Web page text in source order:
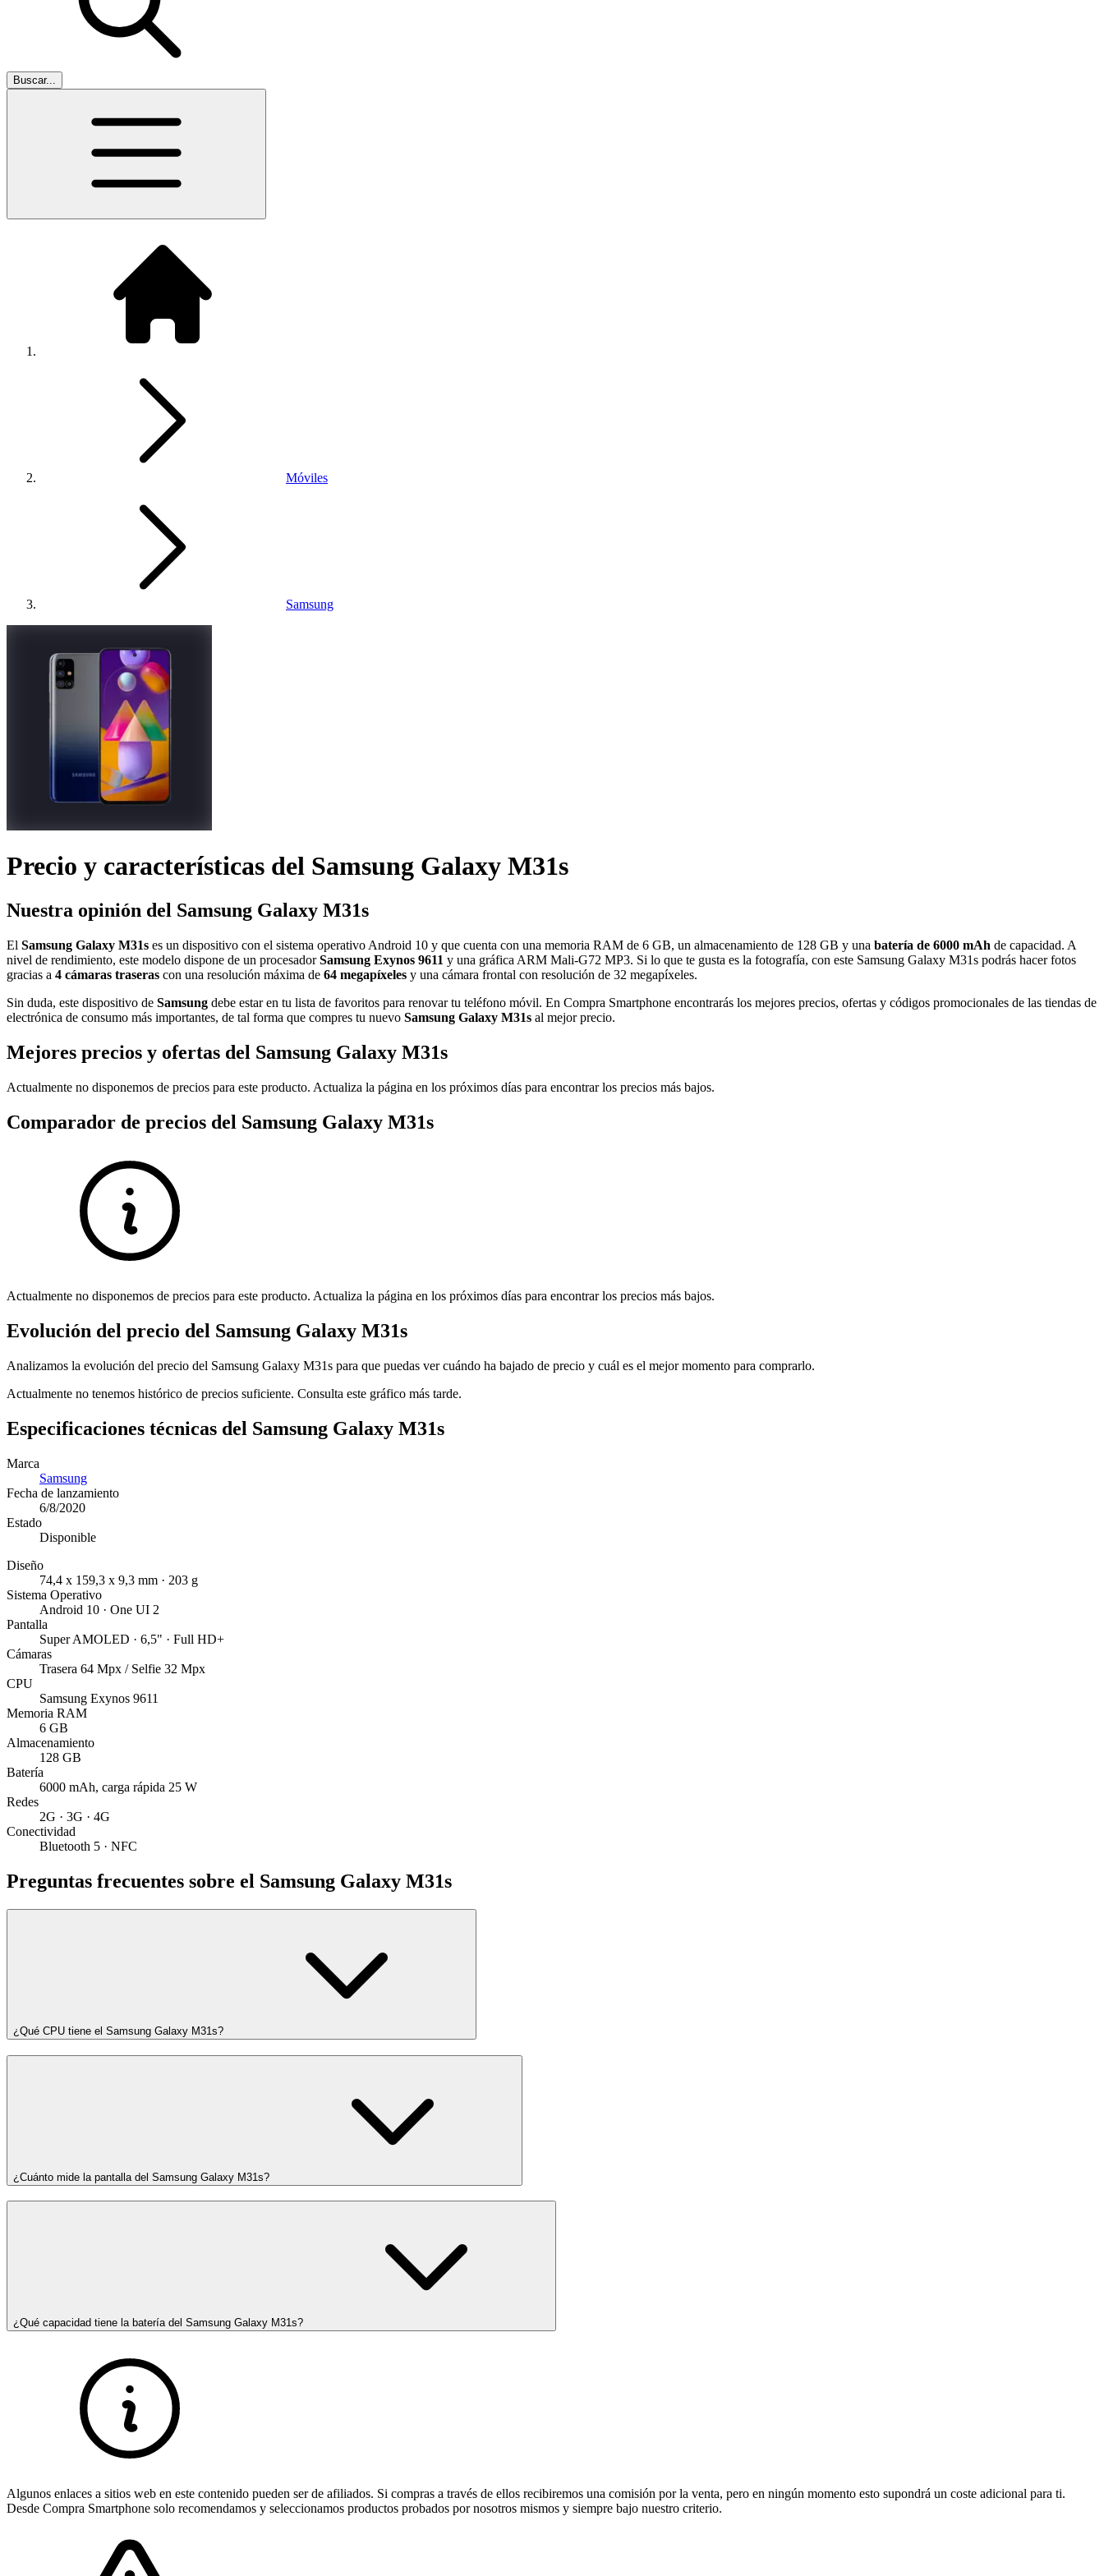
Buscar...
Móviles
Samsung
Precio y características del Samsung Galaxy M31s
Nuestra opinión del Samsung Galaxy M31s
El Samsung Galaxy M31s es un dispositivo con el sistema operativo Android 10 y que cuenta con una memoria RAM de 6 GB, un almacenamiento de 128 GB y una batería de 6000 mAh de capacidad. A
nivel de rendimiento, este modelo dispone de un procesadorSamsung Exynos 9611 y una gráfica ARM Mali-G72 MP3. Si lo que te gusta es la fotografía, con este Samsung Galaxy M31s podrás hacer fotos
gracias a 4 cámaras traseras con una resolución máxima de 64 megapíxeles y una cámara frontal con resolución de 32 megapíxeles.
Sin duda, este dispositivo de Samsung debe estar en tu lista de favoritos para renovar tu teléfono móvil. En Compra Smartphone encontrarás los mejores precios, ofertas y códigos promocionales de las tiendas de
electrónica de consumo más importantes, de tal forma que compres tu nuevo Samsung Galaxy M31s al mejor precio.
Mejores precios y ofertas del Samsung Galaxy M31s
Actualmente no disponemos de precios para este producto. Actualiza la página en los próximos días para encontrar los precios más bajos.
Comparador de precios del Samsung Galaxy M31s
Actualmente no disponemos de precios para este producto. Actualiza la página en los próximos días para encontrar los precios más bajos.
Evolución del precio del Samsung Galaxy M31s
Analizamos la evolución del precio del Samsung Galaxy M31s para que puedas ver cuándo ha bajado de precio y cuál es el mejor momento para comprarlo.
Actualmente no tenemos histórico de precios suficiente. Consulta este gráfico más tarde.
Especificaciones técnicas del Samsung Galaxy M31s
Marca
Samsung
Fecha de lanzamiento
6/8/2020
Estado
Disponible
Diseño
74,4 x 159,3 x 9,3 mm · 203 g
Sistema Operativo
Android 10 · One UI 2
Pantalla
Super AMOLED · 6,5" · Full HD+
Cámaras
Trasera 64 Mpx / Selfie 32 Mpx
CPU
Samsung Exynos 9611
Memoria RAM
6 GB
Almacenamiento
128 GB
Batería
6000 mAh, carga rápida 25 W
Redes
2G · 3G · 4G
Conectividad
Bluetooth 5 · NFC
Preguntas frecuentes sobre el Samsung Galaxy M31s
¿Qué CPU tiene el Samsung Galaxy M31s?
¿Cuánto mide la pantalla del Samsung Galaxy M31s?
¿Qué capacidad tiene la batería del Samsung Galaxy M31s?
Algunos enlaces a sitios web en este contenido pueden ser de afiliados. Si compras a través de ellos recibiremos una comisión por la venta, pero en ningún momento esto supondrá un coste adicional para ti.
Desde Compra Smartphone solo recomendamos y seleccionamos productos probados por nosotros mismos y siempre bajo nuestro criterio.